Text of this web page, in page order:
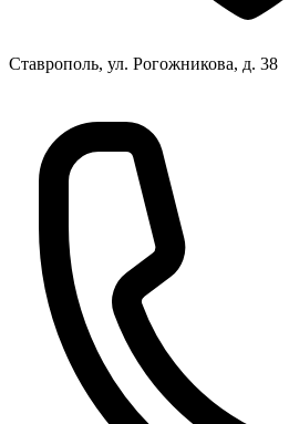
Ставрополь, ул. Рогожникова, д. 38